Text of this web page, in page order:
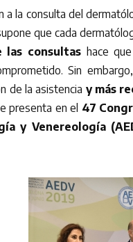
a la consulta del
que cada
las consultashace que
Sin
de la asistencia y más
presenta en el 47
y Venereología